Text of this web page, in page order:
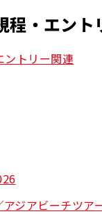
程・エン
ントリー関連
ジアビーチツア